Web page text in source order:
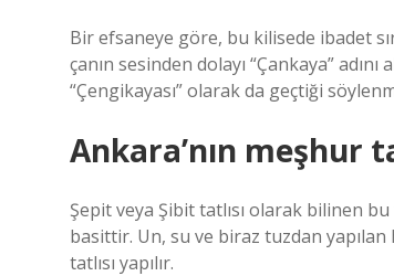
Bir efsaneye göre, bu kilisede ibadet
çanın sesinden dolayı “Çankaya”
“Çengikayası” olarak da geçtiği
Ankara’nın meşhur
Şepit veya Şibit tatlısı olarak bilinen
basittir. Un, su ve biraz tuzdan yapılan
tatlısı yapılır.